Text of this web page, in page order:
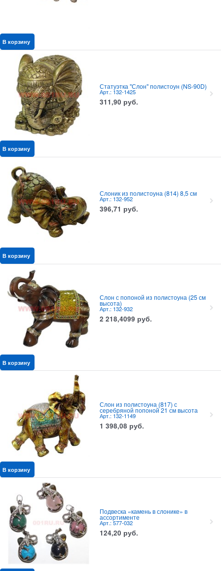
В корзину
Статуэтка "Слон" полистоун (NS-90D)
Арт.: 132-1425
311,90 руб.
В корзину
Слоник из полистоуна (814) 8,5 см
Арт.: 132-952
396,71 руб.
В корзину
Слон с попоной из полистоуна (25 см
высота)
Арт.: 132-932
2 218,4099 руб.
В корзину
Слон из полистоуна (817) с
серебряной попоной 21 см высота
Арт.: 132-1149
1 398,08 руб.
В корзину
Подвеска «камень в слонике» в
ассортименте
Арт.: 577-032
124,20 руб.